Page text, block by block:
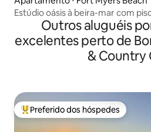
Estúdio oásis à beira-mar com
Outros aluguéis
excelentes perto de
& Country
Entre os melhores preferidos dos
Preferido dos hóspedes